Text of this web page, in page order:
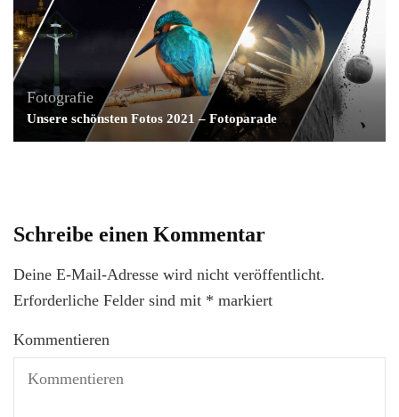
Fotografie
Unsere schönsten Fotos 2021 – Fotoparade
Schreibe einen Kommentar
Deine E-Mail-Adresse wird nicht veröffentlicht.
Erforderliche Felder sind mit * markiert
Kommentieren